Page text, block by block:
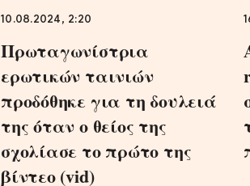
10.08.2024, 2:20
Πρωταγωνίστρια
ερωτικών ταινιών
προδόθηκε για τη δουλειά
της όταν ο θείος της
σχολίασε το πρώτο της
βίντεο (vid)